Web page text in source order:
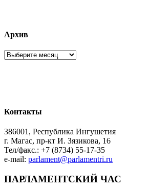
Архив
Архив
Контакты
386001, Республика Ингушетия
г. Магас, пр-кт И. Зязикова, 16
Тел/факс.: +7 (8734) 55-17-35
e-mail: parlament@parlamentri.ru
ПАРЛАМЕНТСКИЙ ЧАС